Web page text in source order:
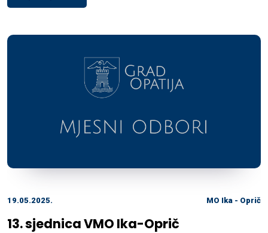
19.05.2025. MO Ika - Oprič
13. sjednica VMO Ika-Oprič